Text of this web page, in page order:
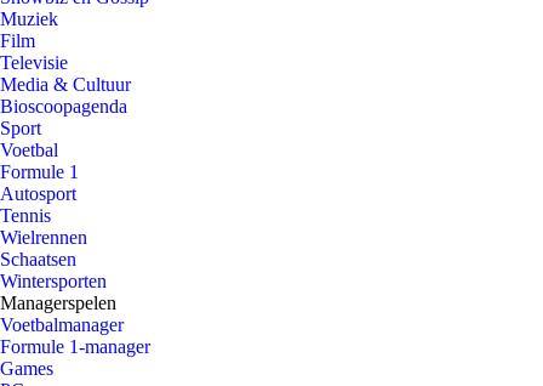
Muziek
Film
Televisie
Media & Cultuur
Bioscoopagenda
Sport
Voetbal
Formule 1
Autosport
Tennis
Wielrennen
Schaatsen
Wintersporten
Managerspelen
Voetbalmanager
Formule 1-manager
Games